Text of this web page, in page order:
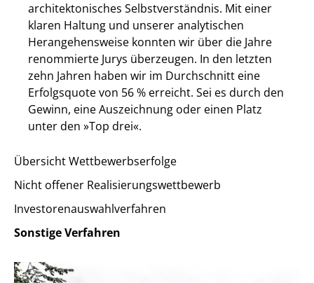
Übersicht Wettbewerbserfolge
Nicht offener Realisierungswettbewerb
Investorenauswahlverfahren
Sonstige Verfahren
architektonisches Selbstverständnis. Mit einer
klaren Haltung und unserer analytischen
Herangehensweise konnten wir über die Jahre
renommierte Jurys überzeugen. In den letzten
zehn Jahren haben wir im Durchschnitt eine
Erfolgsquote von 56 % erreicht. Sei es durch den
Gewinn, eine Auszeichnung oder einen Platz
unter den »Top drei«.